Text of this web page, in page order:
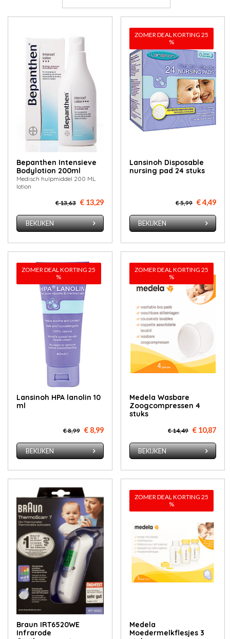
Bepanthen Intensieve
Bodylotion 200ml
Medisch hulpmiddel 200 ML
lotion
€ 13,63 € 13,29
BEKIJKEN
ZOMER DEAL KORTING 25
%
Lan­si­noh Dis­po­sa­ble
nur­sing pad 24 stuks
€ 5,99 € 4,49
BEKIJKEN
ZOMER DEAL KORTING 25
%
Lan­si­noh HPA la­no­lin 10
ml
€ 8,99 € 8,99
BEKIJKEN
ZOMER DEAL KORTING 25
%
Medela Wasbare
Zoogcompressen 4
stuks
€ 14,49 € 10,87
BEKIJKEN
Braun IRT6520WE
Infrarode
ZOMER DEAL KORTING 25
%
Medela
Moedermelkflesjes 3